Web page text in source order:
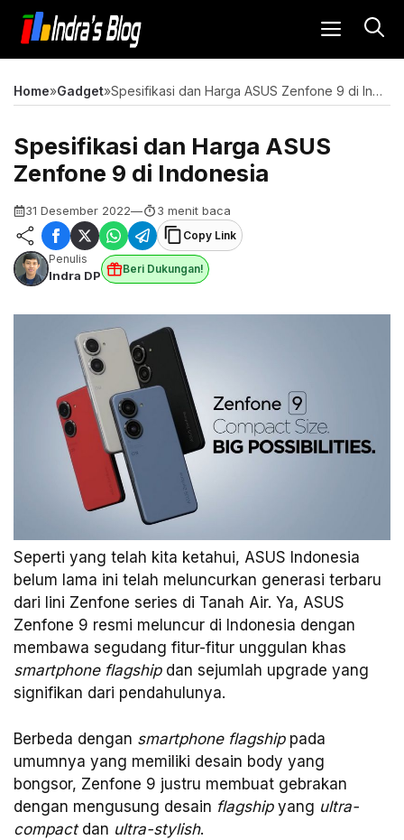
Langsung
isi
MENU
Home»Gadget» Spesifikasi dan Harga ASUS Zenfone 9 di Indonesia
Spesifikasi dan Harga ASUS
Zenfone 9 di Indonesia
31 Desember 2022— 3 menit baca
Copy Link
Penulis
Indra DP Beri Dukungan!
Seperti yang telah kita ketahui, ASUS Indonesia
belum lama ini telah meluncurkan generasi terbaru
dari lini Zenfone series di Tanah Air. Ya, ASUS
Zenfone 9 resmi meluncur di Indonesia dengan
membawa segudang fitur-fitur unggulan khas
smartphone flagshipdan sejumlah upgrade yang
signifikan dari pendahulunya.
Berbeda dengan smartphone flagshippada
umumnya yang memiliki desain body yang
bongsor, Zenfone 9 justru membuat gebrakan
dengan mengusung desain flagshipyang ultra-
compactdan ultra-stylish.